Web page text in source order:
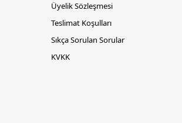
Üyelik Sözleşmesi
Teslimat Koşulları
Sıkça Sorulan Sorular
KVKK